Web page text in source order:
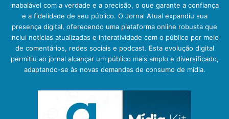
inabalável com a verdade e a precisão, o que garante a confiança
e a fidelidade de seu público. O Jornal Atual expandiu sua
presença digital, oferecendo uma plataforma online robusta que
inclui notícias atualizadas e interatividade com o público por meio
de comentários, redes sociais e podcast. Esta evolução digital
permitiu ao jornal alcançar um público mais amplo e diversificado,
adaptando-se às novas demandas de consumo de mídia.